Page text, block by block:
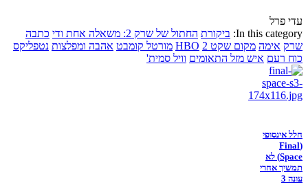
עדי פרל
In this category: ביקורת החתול של שרק 2: משאלה אחת ודי
כתבה
שרק אימה מקום שקט 2 HBO מורטל קומבט אהבה ומפלצות נטפליקס
כוח רעם איש מזל התאומים וויל סמית'
חלל אינסופי
(Final
Space) לא
תמשיך אחרי
עונה 3